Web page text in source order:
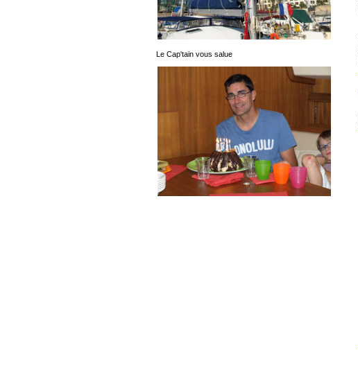
Le Cap'tain vous salue